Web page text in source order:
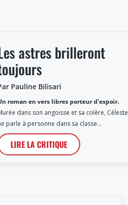
astres brilleront
Pauline Bilisari
roman en vers libres porteur d'espoir.
dans son angoisse et sa colère, Céleste
parle à personne dans sa classe…
LIRE LA CRITIQUE